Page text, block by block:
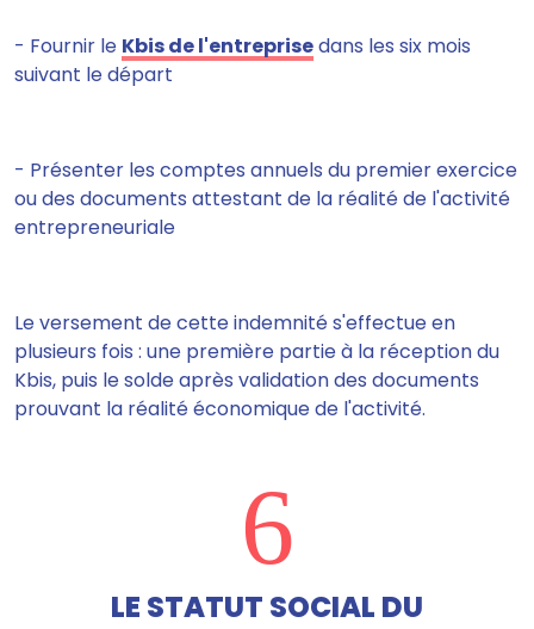
- Fournir le Kbis de l'entreprisedans les six mois
suivant le départ
- Présenter les comptes annuels du premier exercice
ou des documents attestant de la réalité de l'activité
entrepreneuriale
Le versement de cette indemnité s'effectue en
plusieurs fois : une première partie à la réception du
Kbis, puis le solde après validation des documents
prouvant la réalité économique de l'activité.
6
LE STATUT SOCIAL DU